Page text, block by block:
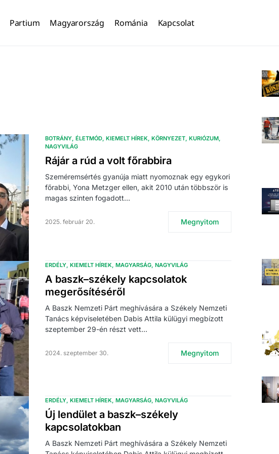
Partium Magyarország Románia Kapcsolat
BOTRÁNY ÉLETMÓD KIEMELT HÍREK KÖRNYEZET KURIÓZUM
NAGYVILÁG
Rájár a rúd a volt főrabbira
Szeméremsértés gyanúja miatt nyomoznak egy egykori
főrabbi, Yona Metzger ellen, akit 2010 után többször is
magas szinten fogadott…
2025. február 20. Megnyitom
ERDÉLY KIEMELT HÍREK MAGYARSÁG NAGYVILÁG
A baszk–székely kapcsolatok
megerősítéséről
A Baszk Nemzeti Párt meghívására a Székely Nemzeti
Tanács képviseletében Dabis Attila külügyi megbízott
szeptember 29-én részt vett…
2024. szeptember 30. Megnyitom
ERDÉLY KIEMELT HÍREK MAGYARSÁG NAGYVILÁG
Új lendület a baszk–székely
kapcsolatokban
A Baszk Nemzeti Párt meghívására a Székely Nemzeti